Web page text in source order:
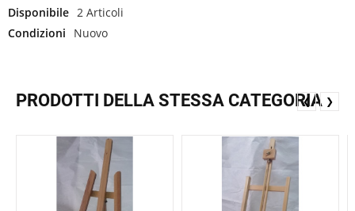
Disponibile 2 Articoli
Condizioni
Nuovo
PRODOTTI DELLA STESSA CATEGORIA
❮ ❯